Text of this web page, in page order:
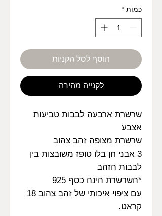
כמות *
הוסף לסל הקניות
לקנייה מהירה
שרשרת ארבעה לבבות טביעות
אצבע
שרשרת מצופה זהב צהוב
3 אבני חן בלו טופז משובצות בין
לבבות הזהב
*השרשרת הינה כסף 925
עם ציפוי איכותי של זהב צהוב 18
קראט.